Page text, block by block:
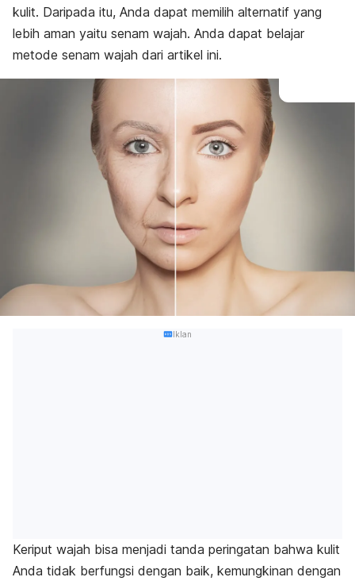
kulit. Daripada itu, Anda dapat memilih alternatif yang
lebih aman yaitu senam wajah. Anda dapat belajar
metode senam wajah dari artikel ini.
Iklan
Keriput wajah bisa menjadi tanda peringatan bahwa kulit
Anda tidak berfungsi dengan baik, kemungkinan dengan